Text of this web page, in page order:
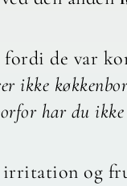
de var
ikke
har du
og